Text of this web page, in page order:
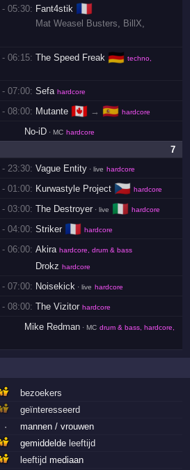
05:30: Fant4stik 🇫🇷
Mat Weasel Busters, BillX,
06:15: The Speed Freak 🇩🇪 techno,
07:00: Sefa hardcore
08:00: Mutante 🇨🇦 → 🇪🇸 hardcore
No-iD · MC hardcore
7
- 23:30: Vague Entity · live hardcore
- 01:00: Kurwastyle Project 🇨🇿 hardcore
03:00: The Destroyer · live 🇮🇹 hardcore
04:00: Striker 🇫🇷 hardcore
06:00: Akira hardcore, drum & bass
Drokz hardcore
07:00: Noisekick · live hardcore
08:00: The Vizitor hardcore
Mike Redman · MC drum & bass, hardcore,
bezoekers
geïnteresseerd
·
mannen / vrouwen
gemiddelde leeftijd
leeftijd mediaan